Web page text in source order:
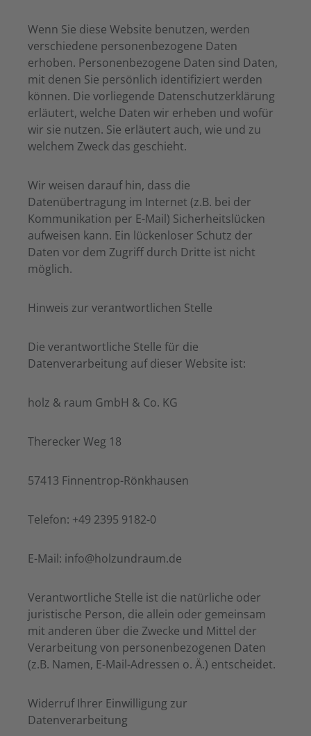
Wenn Sie diese Website benutzen, werden
verschiedene personenbezogene Daten
erhoben. Personenbezogene Daten sind Daten,
mit denen Sie persönlich identifiziert werden
können. Die vorliegende Datenschutzerklärung
erläutert, welche Daten wir erheben und wofür
wir sie nutzen. Sie erläutert auch, wie und zu
welchem Zweck das geschieht.
Wir weisen darauf hin, dass die
Datenübertragung im Internet (z.B. bei der
Kommunikation per E-Mail) Sicherheitslücken
aufweisen kann. Ein lückenloser Schutz der
Daten vor dem Zugriff durch Dritte ist nicht
möglich.
Hinweis zur verantwortlichen Stelle
Die verantwortliche Stelle für die
Datenverarbeitung auf dieser Website ist:
holz & raum GmbH & Co. KG
Therecker Weg 18
57413 Finnentrop-Rönkhausen
Telefon: +49 2395 9182-0
E-Mail: info@holzundraum.de
Verantwortliche Stelle ist die natürliche oder
juristische Person, die allein oder gemeinsam
mit anderen über die Zwecke und Mittel der
Verarbeitung von personenbezogenen Daten
(z.B. Namen, E-Mail-Adressen o. Ä.) entscheidet.
Widerruf Ihrer Einwilligung zur
Datenverarbeitung